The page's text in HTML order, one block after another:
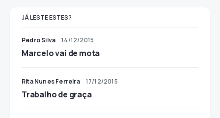
JÁ LESTE ESTES?
Pedro Silva 14/12/2015
Marcelo vai de mota
Rita Nunes Ferreira 17/12/2015
Trabalho de graça